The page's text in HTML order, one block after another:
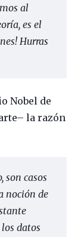
al
es el
Hurras
Nobel de
la razón
son casos
noción de
datos